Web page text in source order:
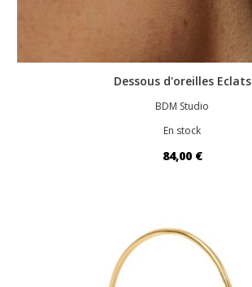
Dessous d'oreilles Eclats
BDM Studio
En stock
84,00 €